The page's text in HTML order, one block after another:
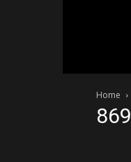
Home
869